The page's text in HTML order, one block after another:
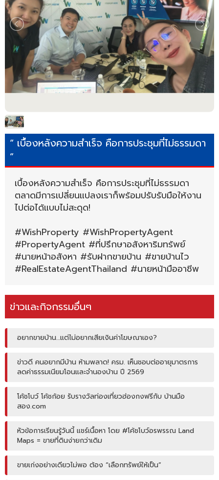
“ เบื้องหลังความสำเร็จ คือการประชุมที่ไม่ธรรมดา
”
เบื้องหลังความสำเร็จ คือการประชุมที่ไม่ธรรมดา
ตลาดมีการเปลี่ยนแปลงเราก็พร้อมปรับรับมือให้งาน
ไปต่อได้แบบไม่สะดุด!
#WishProperty #WishPropertyAgent
#PropertyAgent #ที่ปรึกษาอสังหาริมทร้พย์
#นายหน้าอสังหา #รับฝากขายบ้าน #ขายบ้านไว
#RealEstateAgentThailand #นายหน้ามืออาชีพ
ข่าวและกิจกรรมอื่นๆ
อยากขายบ้าน…แต่ไม่อยากเสียเงินค่าโฆษณาเอง?
ข่าวดี คนอยากมีบ้าน ห้ามพลาด! ครม. เห็นชอบต่ออายุมาตรการ
ลดค่าธรรมเนียมโอนและจำนองบ้าน ปี 2569
โค้ชโบว์ โค้ชก้อย รับรางวัลท่องเที่ยวฮ่องกงฟรีกับ บ้านมือ
สอง.com
หัวข้อการเรียนรู้วันนี้ แชร์เนื้อหา โดย #โค้ชโบว์อรพรรณ Land
Maps = ขายที่ดินง่ายกว่าเดิม
ขายเก่งอย่างเดียวไม่พอ ต้อง “เลือกทรัพย์ให้เป็น”